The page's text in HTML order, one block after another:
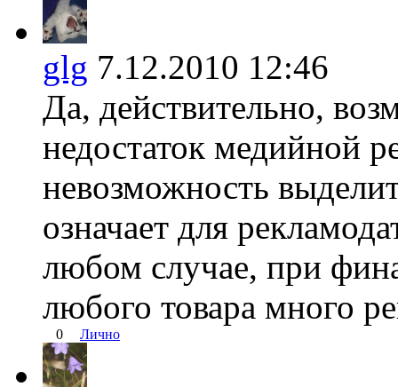
glg 7.12.2010 12:46
Да, действительно,
недостаток медийной
невозможность
означает для
любом случае, при
любого товара много
0 Лично